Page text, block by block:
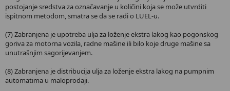
postojanje sredstva za označavanje u količini koja se može utvrditi
ispitnom metodom, smatra se da se radi o LUEL-u.
(7) Zabranjena je upotreba ulja za loženje ekstra lakog kao pogonskog
goriva za motorna vozila, radne mašine ili bilo koje druge mašine sa
unutrašnjim sagorijevanjem.
(8) Zabranjena je distribucija ulja za loženje ekstra lakog na pumpnim
automatima u maloprodaji.